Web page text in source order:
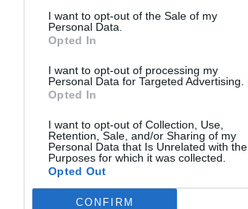
I want to opt-out of the Sale of my
Personal Data.
Opted In
I want to opt-out of processing my
Personal Data for Targeted Advertising.
Opted In
I want to opt-out of Collection, Use,
Retention, Sale, and/or Sharing of my
Personal Data that Is Unrelated with the
Purposes for which it was collected.
Opted Out
CONFIRM
Τόμος 8 (2019)
Τεύχος 4 Οκτώβριος-Δεκέμβριος 2019
Τεύχος 3 Ioύλιος - Σεπτέμβριος 2019
Τεύχος 2 Απρίλιος-Ιούνιος 2019
Tεύχος 1 Ιανουαρίου - Μαρτίου 2019
Τόμος 7 (2018)
Τεύχος 3 Σεπτέμβριος-Δεκέμβριος 2018